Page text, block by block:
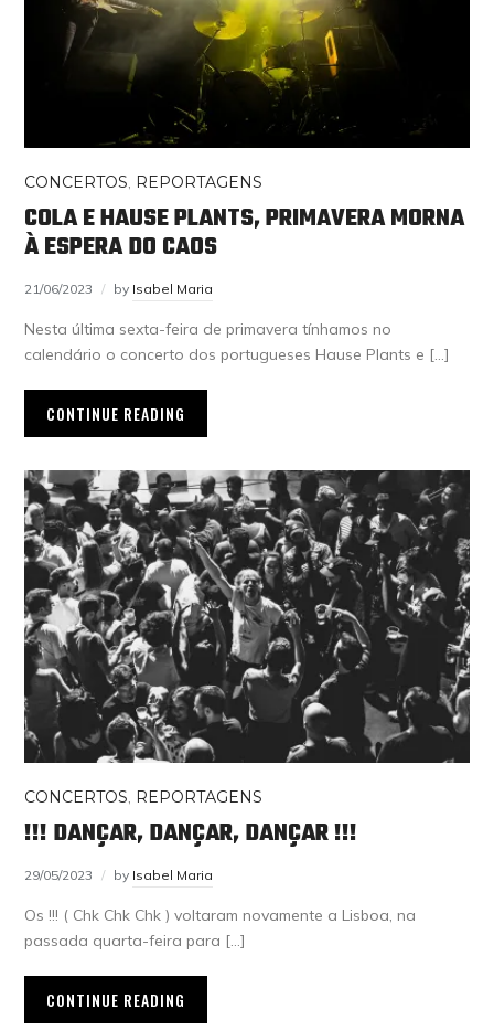
CONCERTOS, REPORTAGENS
COLA E HAUSE PLANTS, PRIMAVERA MORNA
À ESPERA DO CAOS
21/06/2023 by Isabel Maria
Nesta última sexta-feira de primavera tínhamos no
calendário o concerto dos portugueses Hause Plants e […]
CONTINUE READING
CONCERTOS, REPORTAGENS
!!! DANÇAR, DANÇAR, DANÇAR !!!
29/05/2023 by Isabel Maria
Os !!! ( Chk Chk Chk ) voltaram novamente a Lisboa, na
passada quarta-feira para […]
CONTINUE READING